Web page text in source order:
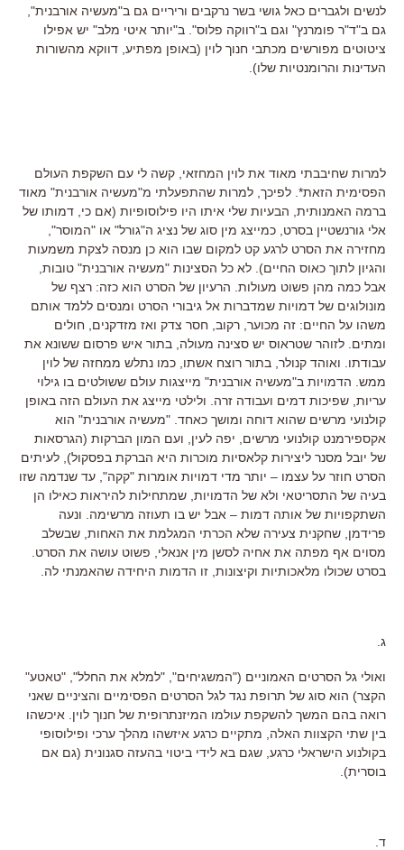
לנשים ולגברים כאל גושי בשר נרקבים וריריים גם ב"מעשיה אורבנית",
גם ב"ד"ר פומרנץ" וגם ב"רווקה פלוס". ב"יותר איטי מלב" יש אפילו
ציטוטים מפורשים מכתבי חנוך לוין (באופן מפתיע, דווקא מהשורות
העדינות והרומנטיות שלו).
למרות שחיבבתי מאוד את לוין המחזאי, קשה לי עם השקפת העולם
הפסימית הזאת*. לפיכך, למרות שהתפעלתי מ"מעשיה אורבנית" מאוד
ברמה האמנותית, הבעיות שלי איתו היו פילוסופיות (אם כי, דמותו של
אלי גורנשטיין בסרט, כמייצג מין סוג של נציג ה"גורל" או "המוסר",
מחזירה את הסרט לרגע קט למקום שבו הוא כן מנסה לצקת משמעות
והגיון לתוך כאוס החיים). לא כל הסצינות "מעשיה אורבנית" טובות,
אבל כמה מהן פשוט מעולות. הרעיון של הסרט הוא כזה: רצף של
מונולוגים של דמויות שמדברות אל גיבורי הסרט ומנסים ללמד אותם
משהו על החיים: זה מכוער, רקוב, חסר צדק ואז מזדקנים, חולים
ומתים. לזוהר שטראוס יש סצינה מעולה, בתור איש פרסום ששונא את
עבודתו. ואוהד קנולר, בתור רוצח אשתו, כמו נתלש ממחזה של לוין
ממש. הדמויות ב"מעשיה אורבנית" מייצגות עולם ששולטים בו גילוי
עריות, שפיכות דמים ועבודה זרה. ולילטי מייצג את העולם הזה באופן
קולנועי מרשים שהוא דוחה ומושך כאחד. "מעשיה אורבנית" הוא
אקספירמנט קולנועי מרשים, יפה לעין, ועם המון הברקות (הגרסאות
של יובל מסנר ליצירות קלאסיות מוכרות היא הברקת בפסקול), לעיתים
הסרט חוזר על עצמו – יותר מדי דמויות אומרות "קקה", עד שנדמה שזו
בעיה של התסריטאי ולא של הדמויות, שמתחילות להיראות כאילו הן
השתקפויות של אותה דמות – אבל יש בו תעוזה מרשימה. ונעה
פרידמן, שחקנית צעירה שלא הכרתי המגלמת את האחות, שבשלב
מסוים אף מפתה את אחיה לסשן מין אנאלי, פשוט עושה את הסרט.
בסרט שכולו מלאכותיות וקיצונות, זו הדמות היחידה שהאמנתי לה.
ג.
ואולי גל הסרטים האמוניים ("המשגיחים", "למלא את החלל", "טאטע"
הקצר) הוא סוג של תרופת נגד לגל הסרטים הפסימיים והציניים שאני
רואה בהם המשך להשקפת עולמו המיזנתרופית של חנוך לוין. איכשהו
בין שתי הקצוות האלה, מתקיים כרגע איזשהו מהלך ערכי ופילוסופי
בקולנוע הישראלי כרגע, שגם בא לידי ביטוי בהעזה סגנונית (גם אם
בוסרית).
ד.